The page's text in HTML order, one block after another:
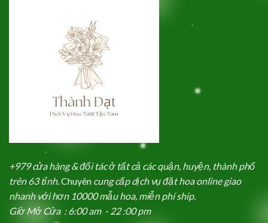
+979 cửa hàng & đối tác ở tất cả các quận, huyện, thành phố
trên 63 tỉnh.Chuyên cung cấp dịch vụ đặt hoa online giao
nhanh với hơn 10000 mẫu hoa, miễn phí ship.
Giờ Mở Cửa : 6:00 am - 22 :00 pm